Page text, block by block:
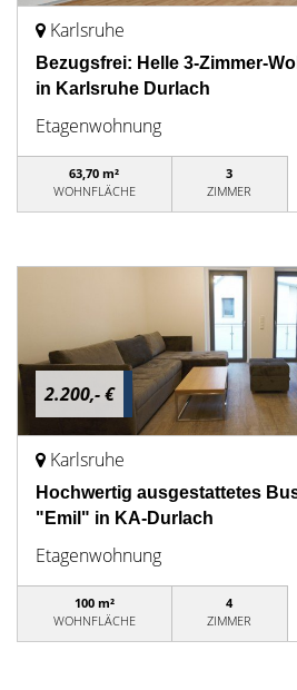
Karlsruhe
Bezugsfrei: Helle 3-Zimmer-
in Karlsruhe Durlach
Etagenwohnung
63,70 m²
WOHNFLÄCHE
3
ZIMMER
2.200,- €
Karlsruhe
Hochwertig ausgestattetes
"Emil" in KA-Durlach
Etagenwohnung
100 m²
WOHNFLÄCHE
4
ZIMMER